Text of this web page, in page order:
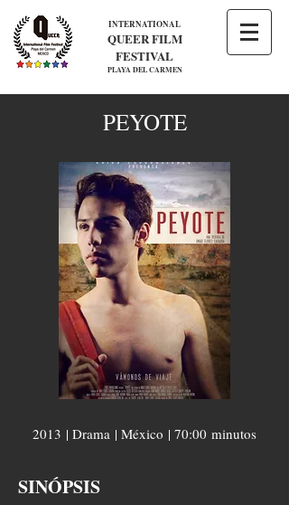
INTERNATIONAL
QUEER FILM
FESTIVAL
PLAYA DEL CARMEN
PEYOTE
2013 | Drama | México | 70:00 minutos
SINÓPSIS